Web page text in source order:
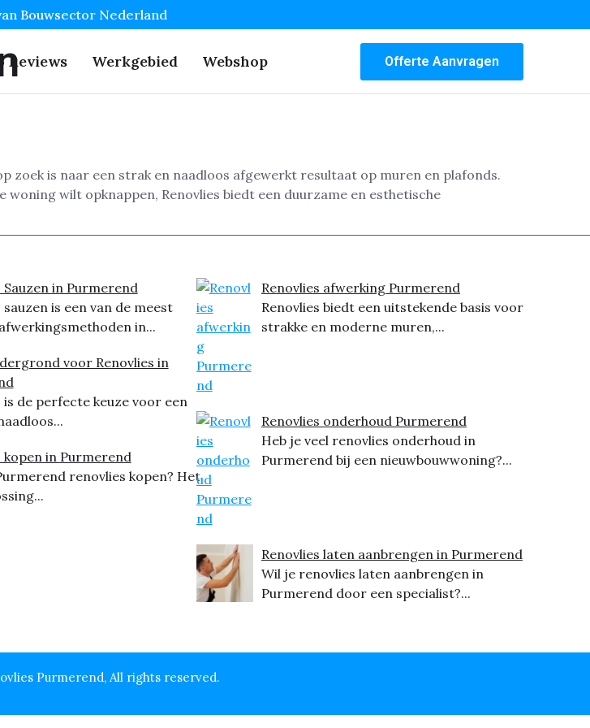
Bouwsector Nederland
Reviews Werkgebied Webshop Offerte Aanvragen
zoek is naar een strak en naadloos afgewerkt resultaat op muren en plafonds.
wilt opknappen, Renovlies biedt een duurzame en esthetische
Sauzen in Purmerend
sauzen is een van de meest
in...
voor Renovlies in
is de perfecte keuze voor een
kopen in Purmerend
renovlies kopen? Het
Renovlies afwerking Purmerend
Renovlies biedt een uitstekende basis voor
strakke en moderne muren,...
Renovlies onderhoud Purmerend
Heb je veel renovlies onderhoud in
Purmerend bij een nieuwbouwwoning?...
Renovlies laten aanbrengen in Purmerend
Wil je renovlies laten aanbrengen in
Purmerend door een specialist?...
Purmerend, All rights reserved.